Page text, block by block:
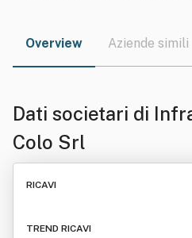
Overview Aziende simili
Dati societari di
Colo Srl
RICAVI
TREND RICAVI